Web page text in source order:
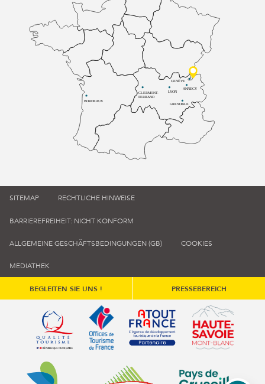
BORDEAUX
CLERMONT-
FERRAND
LYON
ANNECY
GRENOBLE
GENÈVE
SITEMAP RECHTLICHE HINWEISE
BARRIEREFREIHEIT: NICHT KONFORM
ALLGEMEINE GESCHÄFTSBEDINGUNGEN (GB) COOKIES
MEDIATHEK
BEGLEITEN SIE UNS ! PRESSEBEREICH
Qualité tourisme (s'ouvre dans une nouvelle fenêtre)
Office de tourisme de France (s'ouvre
Atout France (s'ouvre dans
Annemasse Agglo (s'ouvre dans une nouvelle fenêtre)
Communauté de communes du
Communauté de